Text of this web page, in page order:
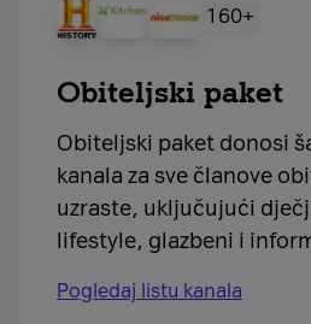
160+
Obiteljski paket
Obiteljski paket donosi
kanala za sve članove
uzraste, uključujući
lifestyle, glazbeni i
Pogledaj listu kanala